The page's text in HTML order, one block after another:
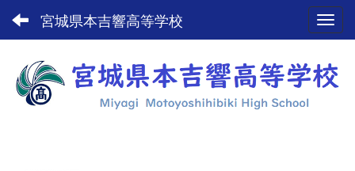
宮城県本吉響高等学校